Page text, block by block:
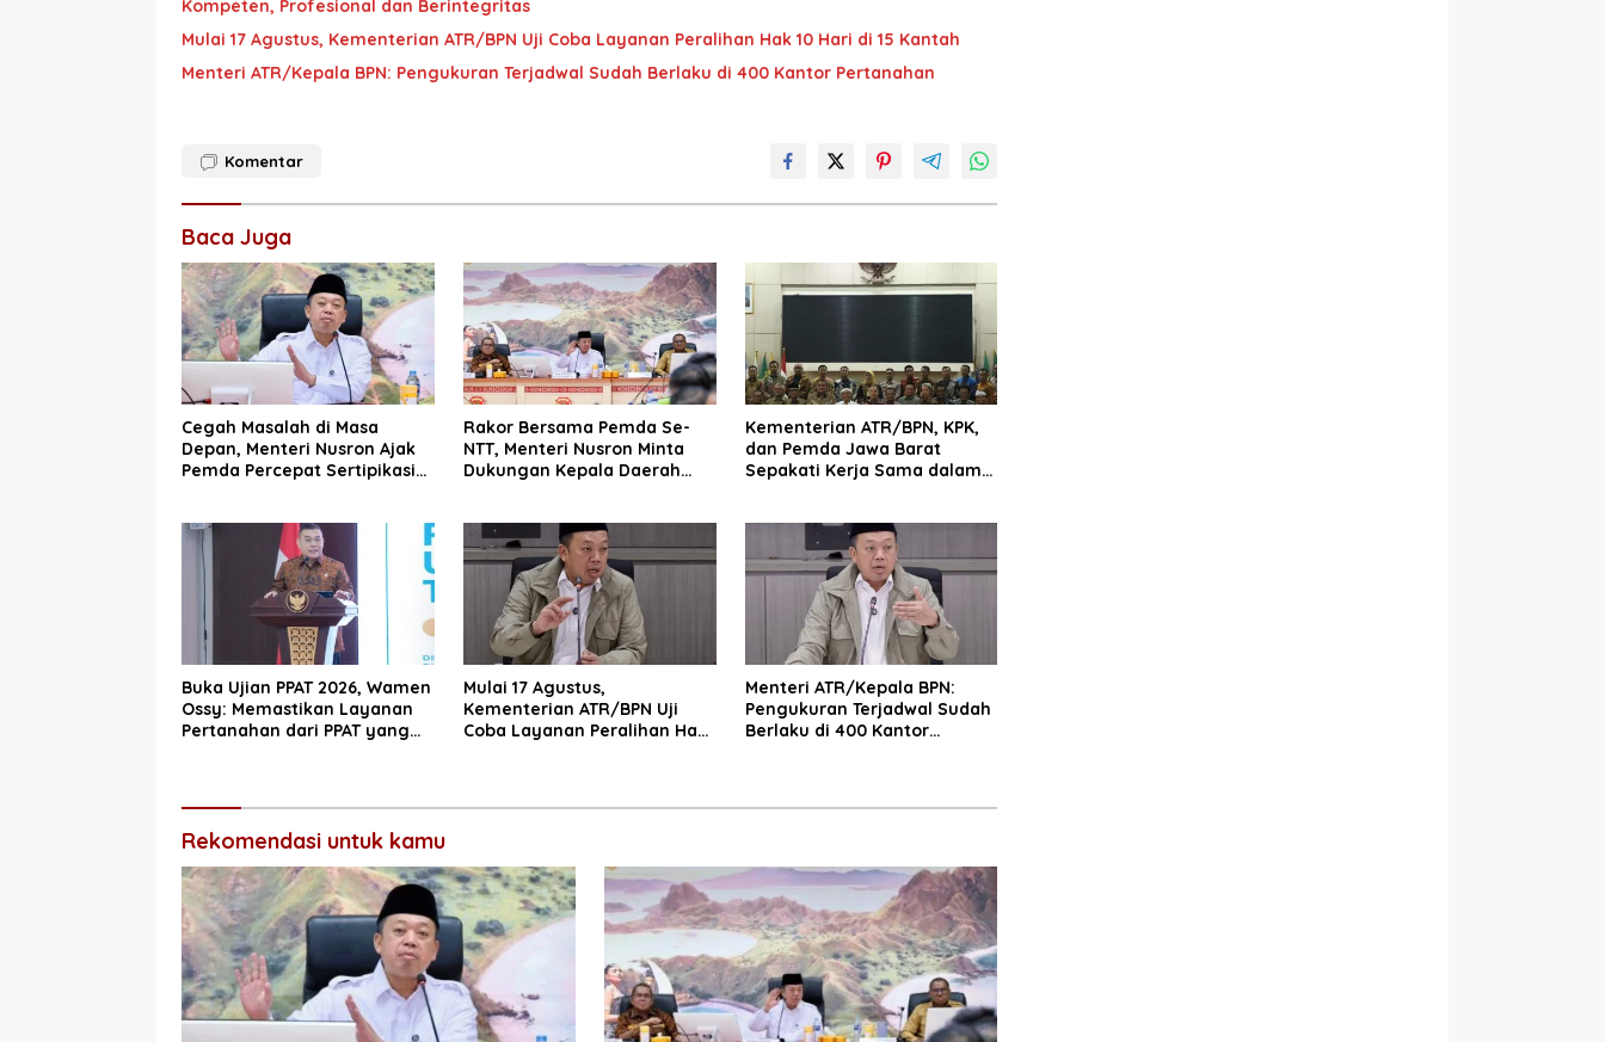
Kompeten, Profesional dan Berintegritas
Mulai 17 Agustus, Kementerian ATR/BPN Uji Coba Layanan Peralihan Hak 10 Hari di 15 Kantah
Menteri ATR/Kepala BPN: Pengukuran Terjadwal Sudah Berlaku di 400 Kantor Pertanahan
Komentar
Baca Juga
Cegah Masalah di Masa
Depan, Menteri Nusron Ajak
Pemda Percepat Sertipikasi
Rakor Bersama Pemda Se-
NTT, Menteri Nusron Minta
Dukungan Kepala Daerah
Kementerian ATR/BPN, KPK,
dan Pemda Jawa Barat
Sepakati Kerja Sama dalam
Buka Ujian PPAT 2026, Wamen
Ossy: Memastikan Layanan
Pertanahan dari PPAT yang
Mulai 17 Agustus,
Kementerian ATR/BPN Uji
Coba Layanan Peralihan Hak
Menteri ATR/Kepala BPN:
Pengukuran Terjadwal Sudah
Berlaku di 400 Kantor
Rekomendasi untuk kamu